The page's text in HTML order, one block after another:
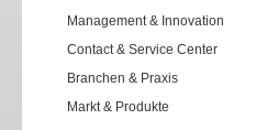
Management & Innovation
Contact & Service Center
Branchen & Praxis
Markt & Produkte